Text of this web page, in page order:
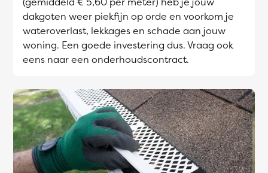
dakgoten weer piekfijn op orde en voorkom je
wateroverlast, lekkages en schade aan jouw
woning. Een goede investering dus. Vraag ook
eens naar een onderhoudscontract.